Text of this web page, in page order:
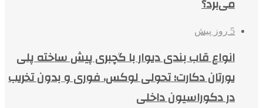
می‌برد؟
5 روز پیش
انواع قاب بندی دیوار با گچبری پیش ساخته پلی
یورتان دکارت؛ تحولی لوکس، فوری و بدون تخریب
در دکوراسیون داخلی